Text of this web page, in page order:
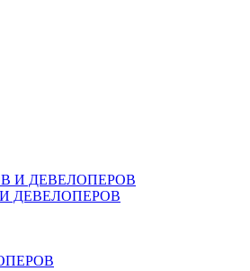
И ДЕВЕЛОПЕРОВ
ДЕВЕЛОПЕРОВ